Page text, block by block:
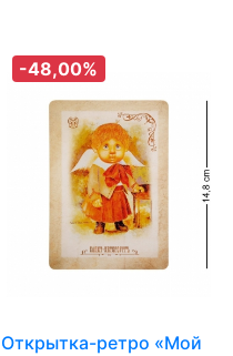
-48,00%
Открытка-ретро «Мой